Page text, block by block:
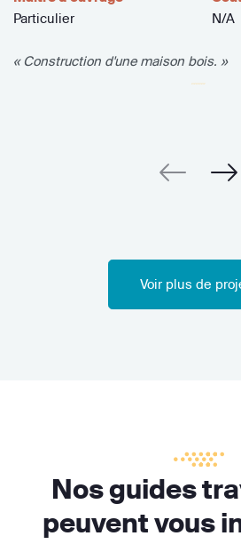
Particulier
N/A
« Construction d'une maison bois. »
Voir plus de
Nos guides
peuvent vous